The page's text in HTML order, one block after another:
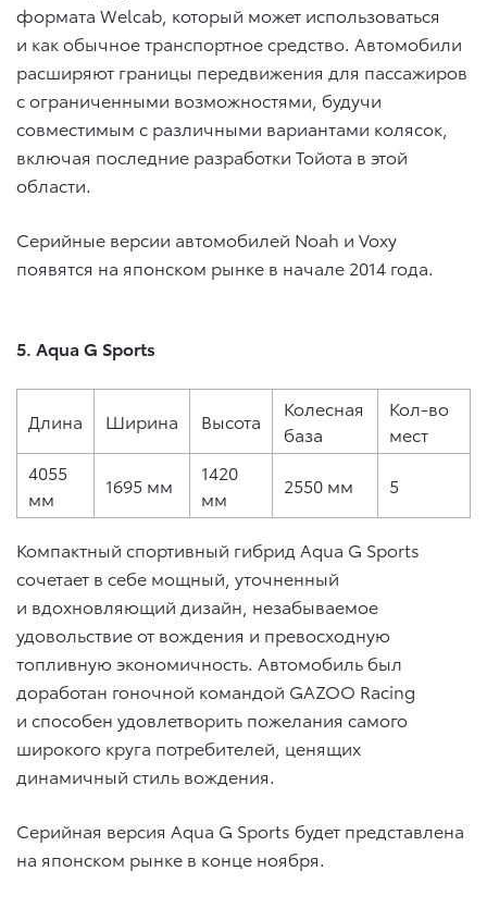
формата Welcab, который может использоваться
и как обычное транспортное средство. Автомобили
расширяют границы передвижения для пассажиров
с ограниченными возможностями, будучи
совместимым с различными вариантами колясок,
включая последние разработки Тойота в этой
области.
Серийные версии автомобилей Noah и Voxy
появятся на японском рынке в начале 2014 года.
5. Aqua G Sports
Длина Ширина Высота
Колесная
база
Кол-во
мест
4055
мм
1695 мм
1420
мм
2550 мм 5
Компактный спортивный гибрид Aqua G Sports
сочетает в себе мощный, уточненный
и вдохновляющий дизайн, незабываемое
удовольствие от вождения и превосходную
топливную экономичность. Автомобиль был
доработан гоночной командой GAZOO Racing
и способен удовлетворить пожелания самого
широкого круга потребителей, ценящих
динамичный стиль вождения.
Серийная версия Aqua G Sports будет представлена
на японском рынке в конце ноября.